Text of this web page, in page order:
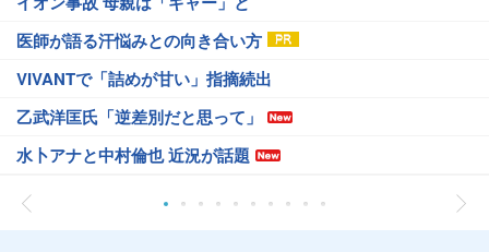
医師が語る汗悩みとの向き合い方
VIVANTで「詰めが甘い」指摘続出
乙武洋匡氏「逆差別だと思って」
水卜アナと中村倫也 近況が話題